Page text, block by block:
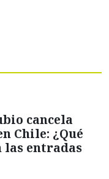
cancela
Chile: ¿Qué
las entradas